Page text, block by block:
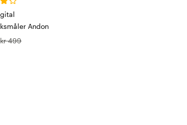
Andon
kr 499